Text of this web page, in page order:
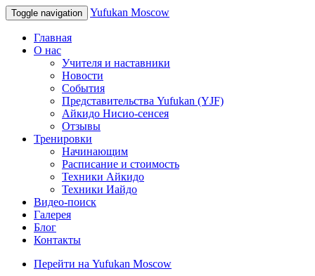
Toggle navigation Yufukan Moscow
Главная
О нас
Учителя и наставники
Новости
События
Представительства Yufukan (YJF)
Айкидо Нисио-сенсея
Отзывы
Тренировки
Начинающим
Расписание и стоимость
Техники Айкидо
Техники Иайдо
Видео-поиск
Галерея
Блог
Контакты
Перейти на Yufukan Moscow